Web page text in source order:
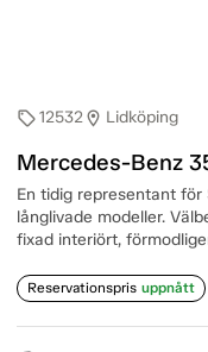
sell12532location_on Lidköping
Mercedes-Benz
En tidig representant
långlivade modeller.
fixad interiört,
Reservationspris uppnått